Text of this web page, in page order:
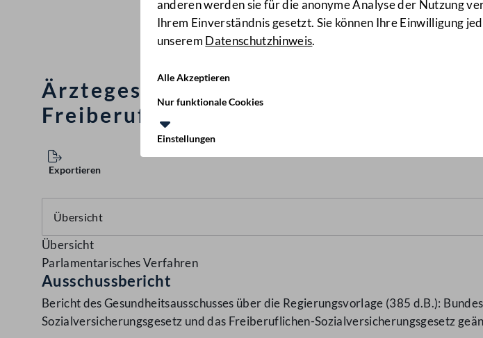
anderen werden sie für die anonyme Analyse der Nutzung
Ihrem Einverständnis gesetzt. Sie können Ihre Einwilligung
unserem Datenschutzhinweis.
Alle Akzeptieren
Nur funktionale Cookies
Einstellungen
Ärztegesetz 1998, Allgemeine
Freiberuflichen-
Exportieren
Übersicht
Parlamentarisches Verfahren
Ausschussbericht
Bericht des Gesundheitsausschusses über die Regierungsvorlage (385 d.B.):
Sozialversicherungsgesetz und das Freiberuflichen-Sozialversicherungsgesetz